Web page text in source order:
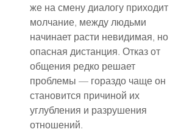
же на смену диалогу приходит
молчание, между людьми
начинает расти невидимая, но
опасная дистанция. Отказ от
общения редко решает
проблемы — гораздо чаще он
становится причиной их
углубления и разрушения
отношений.